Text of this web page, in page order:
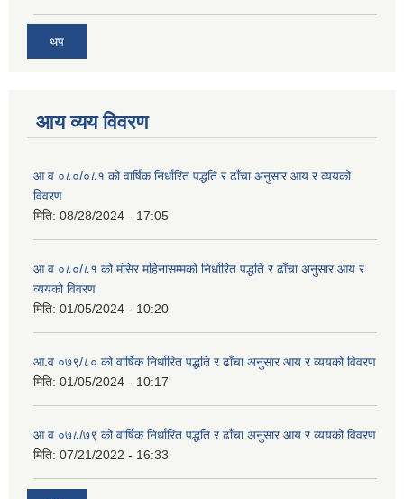
थप
आय व्यय विवरण
आ.व ०८०/०८१ को वार्षिक निर्धारित पद्धति र ढाँचा अनुसार आय र व्ययको
विवरण
मिति: 08/28/2024 - 17:05
आ.व ०८०/८१ को मंसिर महिनासम्मको निर्धारित पद्धति र ढाँचा अनुसार आय र
व्ययको विवरण
मिति: 01/05/2024 - 10:20
आ.व ०७९/८० को वार्षिक निर्धारित पद्धति र ढाँचा अनुसार आय र व्ययको विवरण
मिति: 01/05/2024 - 10:17
आ.व ०७८/७९ को वार्षिक निर्धारित पद्धति र ढाँचा अनुसार आय र व्ययको विवरण
मिति: 07/21/2022 - 16:33